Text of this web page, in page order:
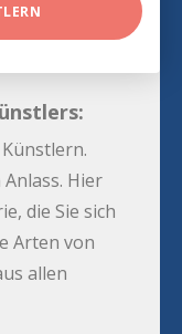
Hier
die Sie sich
Arten von
allen